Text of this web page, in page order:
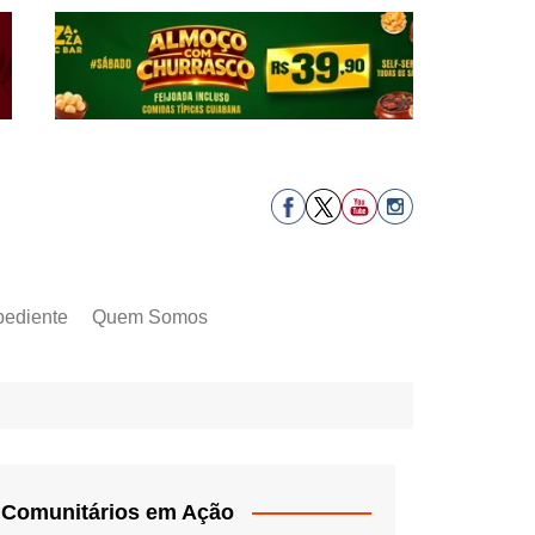
Quem Somos
Comunitários em Ação